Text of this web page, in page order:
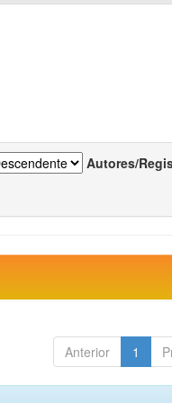
Autores/
Anterior 1